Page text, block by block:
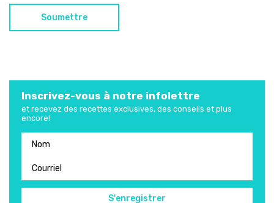
Inscrivez-vous à notre infolettre
et recevez des recettes exclusives, des conseils et plus
encore!